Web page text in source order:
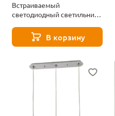
Встраиваемый
светодиодный светильник
В корзину